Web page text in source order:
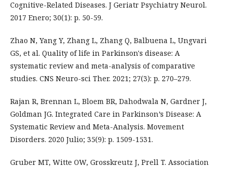
Cognitive-Related Diseases. J Geriatr Psychiatry Neurol.
2017 Enero; 30(1): p. 50-59.
Zhao N, Yang Y, Zhang L, Zhang Q, Balbuena L, Ungvari
GS, et al. Quality of life in Parkinson's disease: A
systematic review and meta-analysis of comparative
studies. CNS Neuro-sci Ther. 2021; 27(3): p. 270–279.
Rajan R, Brennan L, Bloem BR, Dahodwala N, Gardner J,
Goldman JG. Integrated Care in Parkinson’s Disease: A
Systematic Review and Meta-Analysis. Movement
Disorders. 2020 Julio; 35(9): p. 1509-1531.
Gruber MT, Witte OW, Grosskreutz J, Prell T. Association